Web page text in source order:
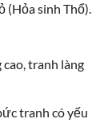
(Hỏa sinh Thổ).
tranh làng
tranh có yếu